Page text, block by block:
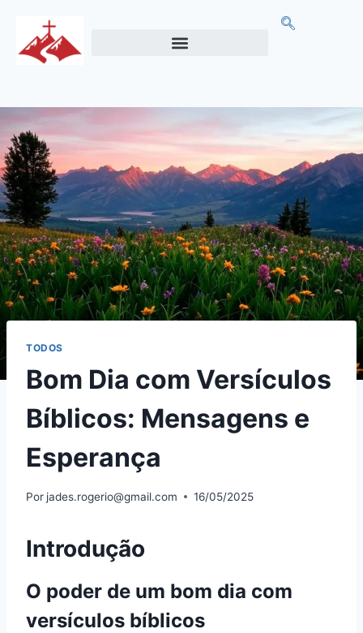
TODOS
Bom Dia com Versículos
Bíblicos: Mensagens e
Esperança
Por jades.rogerio@gmail.com 16/05/2025
Introdução
O poder de um bom dia com
versículos bíblicos